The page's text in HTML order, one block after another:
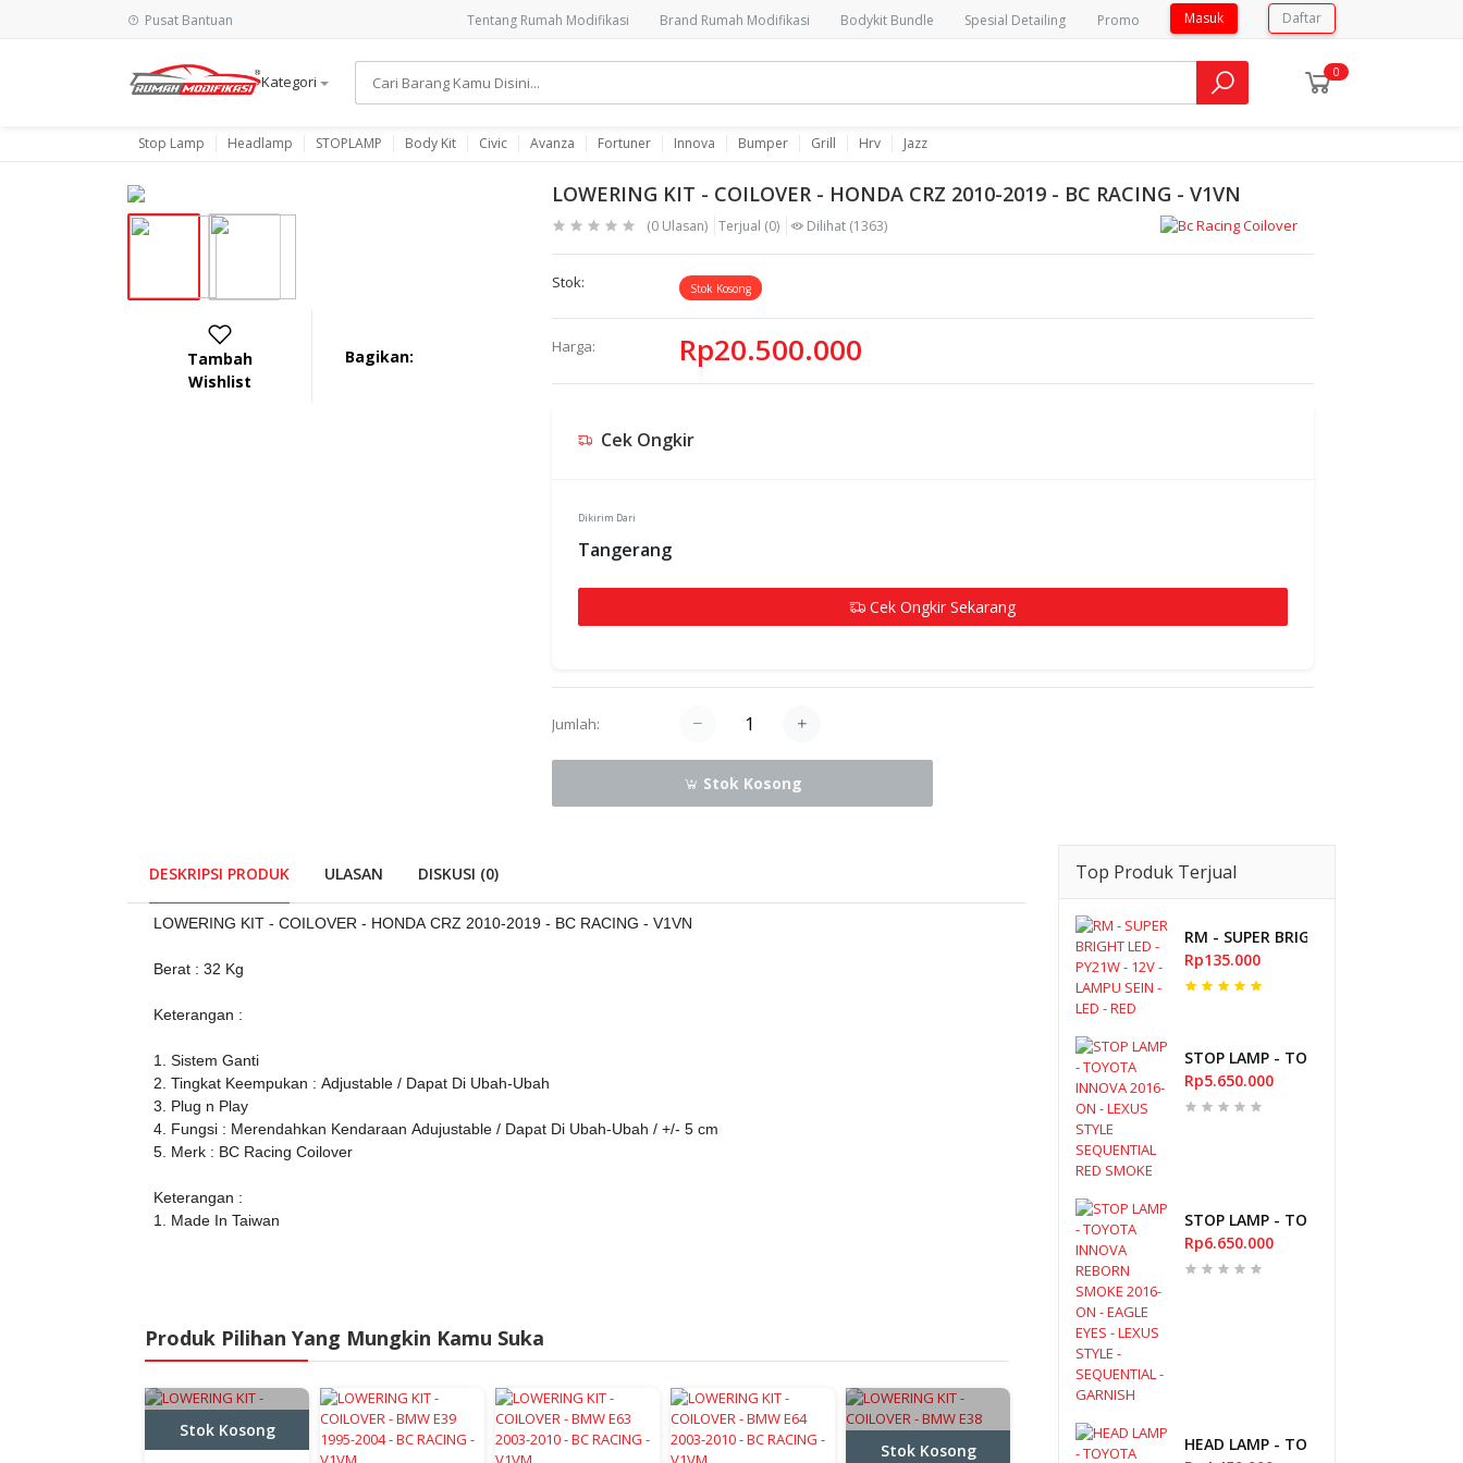
Pusat Bantuan Tentang Rumah Modifikasi Brand Rumah Modifikasi Bodykit Bundle Spesial Detailing Promo Masuk Daftar
Kategori
0
Stop Lamp Headlamp STOPLAMP Body Kit Civic Avanza Fortuner Innova Bumper Grill Hrv Jazz
Tambah
Wishlist
Bagikan:
LOWERING KIT - COILOVER - HONDA CRZ 2010-2019 - BC RACING - V1VN
(0 Ulasan) Terjual (0) Dilihat (1363)
Stok: Stok Kosong
Harga: Rp20.500.000
Cek Ongkir
Dikirim Dari
Tangerang
Cek Ongkir Sekarang
Jumlah:
Stok Kosong
DESKRIPSI PRODUK ULASAN DISKUSI (0)
LOWERING KIT - COILOVER - HONDA CRZ 2010-2019 - BC RACING - V1VN
Berat : 32 Kg
Keterangan :
1. Sistem Ganti
2. Tingkat Keempukan : Adjustable / Dapat Di Ubah-Ubah
3. Plug n Play
4. Fungsi : Merendahkan Kendaraan Adujustable / Dapat Di Ubah-Ubah / +/- 5 cm
5. Merk : BC Racing Coilover
Keterangan :
1. Made In Taiwan
Produk Pilihan Yang Mungkin Kamu Suka
Stok Kosong
Stok Kosong Stok Kosong Stok Kosong
Top Produk Terjual
RM - SUPER BRIGHT LED - PY21W -
Rp135.000
STOP LAMP - TOYOTA INNOVA 2016-
Rp5.650.000
STOP LAMP - TOYOTA INNOVA
Rp6.650.000
HEAD LAMP - TOYOTA AVANZA 2006-